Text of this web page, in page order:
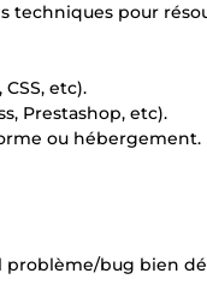
techniques pour
etc).
Prestashop, etc).
ou hébergement.
problème/bug bien